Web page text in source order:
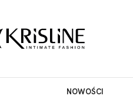
NOWOŚCI